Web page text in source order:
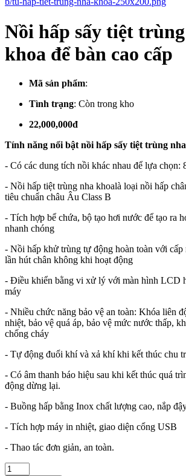
Nồi hấp sấy tiệt
khoa để bàn cao cấp
Mã sản phẩm:
Tình trạng: Còn trong kho
22,000,000đ
Tính năng nổi bật nồi hấp sấy tiệt trùng
- Có các dung tích nồi khác nhau để lựa chọn:
- Nồi hấp tiệt trùng nha khoalà loại nồi hấp
tiêu chuẩn châu Âu Class B
- Tích hợp bể chứa, bộ tạo hơi nước để tạo ra
nhanh chóng
- Nồi hấp khử trùng tự động hoàn toàn với
lần hút chân không khi hoạt động
- Điều khiển bằng vi xử lý với màn hình LCD
máy
- Nhiều chức năng bảo vệ an toàn: Khóa liên
nhiệt, bảo vệ quá áp, bảo vệ mức nước thấp,
chống cháy
- Tự động đuổi khí và xả khí khi kết thúc chu
- Có âm thanh báo hiệu sau khi kết thúc quá
động dừng lại.
- Buồng hấp bằng Inox chất lượng cao, nắp
- Tích hợp máy in nhiệt, giao diện cổng USB
- Thao tác đơn giản, an toàn.